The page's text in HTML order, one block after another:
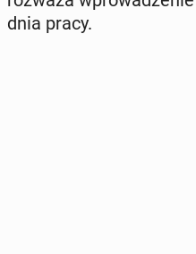
dnia pracy.